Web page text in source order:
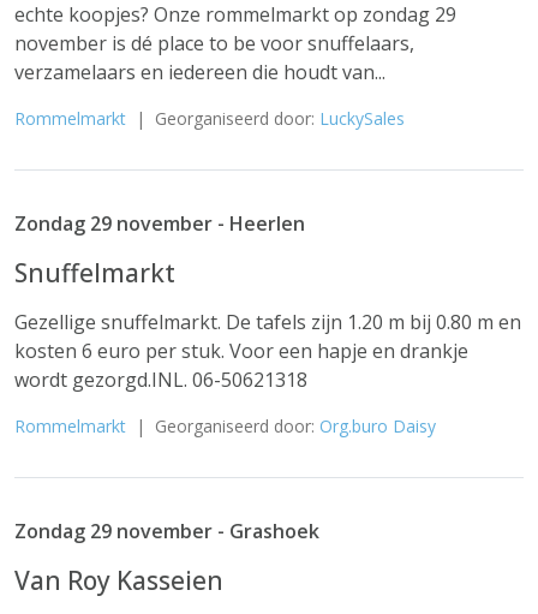
echte koopjes? Onze rommelmarkt op zondag 29
november is dé place to be voor snuffelaars,
verzamelaars en iedereen die houdt van...
Rommelmarkt | Georganiseerd door: LuckySales
Zondag 29 november - Heerlen
Snuffelmarkt
Gezellige snuffelmarkt. De tafels zijn 1.20 m bij 0.80 m en
kosten 6 euro per stuk. Voor een hapje en drankje
wordt gezorgd.INL. 06-50621318
Rommelmarkt | Georganiseerd door: Org.buro Daisy
Zondag 29 november - Grashoek
Van Roy Kasseien